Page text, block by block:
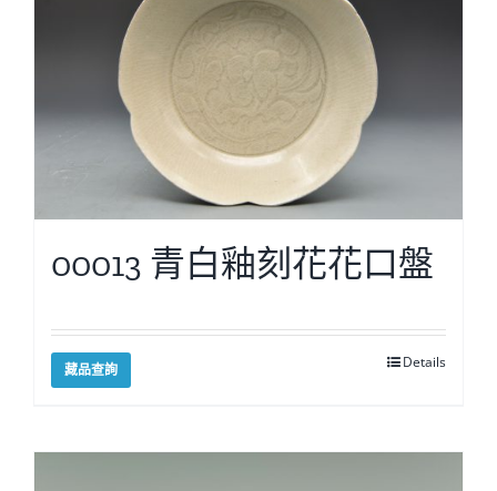
00013 青白釉刻花花口盤
藏品查詢 Details